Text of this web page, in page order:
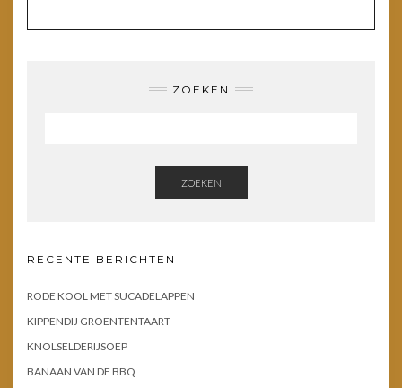
ZOEKEN
ZOEKEN
RECENTE BERICHTEN
RODE KOOL MET SUCADELAPPEN
KIPPENDIJ GROENTENTAART
KNOLSELDERIJSOEP
BANAAN VAN DE BBQ